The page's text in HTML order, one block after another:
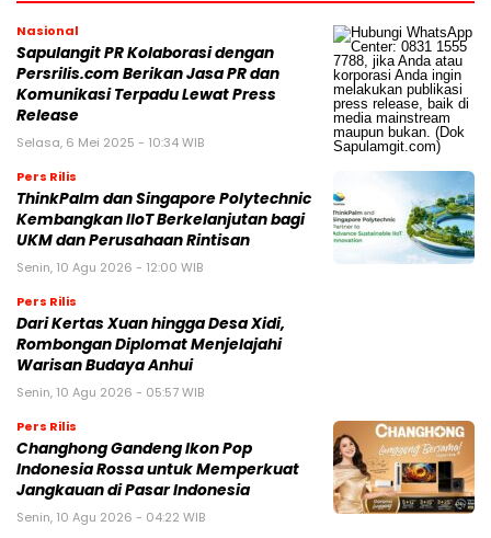
Nasional
Sapulangit PR Kolaborasi dengan
Persrilis.com Berikan Jasa PR dan
Komunikasi Terpadu Lewat Press
Release
Selasa, 6 Mei 2025 - 10:34 WIB
Pers Rilis
ThinkPalm dan Singapore Polytechnic
Kembangkan IIoT Berkelanjutan bagi
UKM dan Perusahaan Rintisan
Senin, 10 Agu 2026 - 12:00 WIB
Pers Rilis
Dari Kertas Xuan hingga Desa Xidi,
Rombongan Diplomat Menjelajahi
Warisan Budaya Anhui
Senin, 10 Agu 2026 - 05:57 WIB
Pers Rilis
Changhong Gandeng Ikon Pop
Indonesia Rossa untuk Memperkuat
Jangkauan di Pasar Indonesia
Senin, 10 Agu 2026 - 04:22 WIB